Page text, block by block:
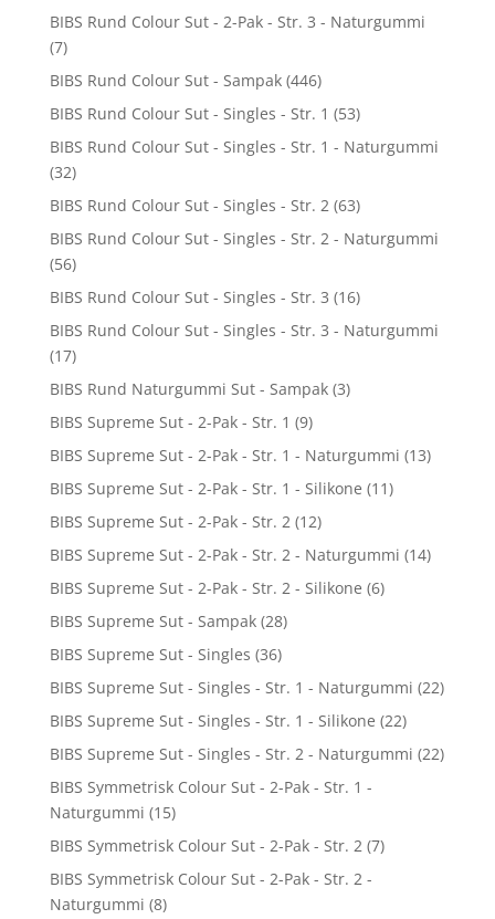
BIBS Rund Colour Sut - 2-Pak - Str. 3 - Naturgummi
(7)
BIBS Rund Colour Sut - Sampak (446)
BIBS Rund Colour Sut - Singles - Str. 1 (53)
BIBS Rund Colour Sut - Singles - Str. 1 - Naturgummi
(32)
BIBS Rund Colour Sut - Singles - Str. 2 (63)
BIBS Rund Colour Sut - Singles - Str. 2 - Naturgummi
(56)
BIBS Rund Colour Sut - Singles - Str. 3 (16)
BIBS Rund Colour Sut - Singles - Str. 3 - Naturgummi
(17)
BIBS Rund Naturgummi Sut - Sampak (3)
BIBS Supreme Sut - 2-Pak - Str. 1 (9)
BIBS Supreme Sut - 2-Pak - Str. 1 - Naturgummi (13)
BIBS Supreme Sut - 2-Pak - Str. 1 - Silikone (11)
BIBS Supreme Sut - 2-Pak - Str. 2 (12)
BIBS Supreme Sut - 2-Pak - Str. 2 - Naturgummi (14)
BIBS Supreme Sut - 2-Pak - Str. 2 - Silikone (6)
BIBS Supreme Sut - Sampak (28)
BIBS Supreme Sut - Singles (36)
BIBS Supreme Sut - Singles - Str. 1 - Naturgummi (22)
BIBS Supreme Sut - Singles - Str. 1 - Silikone (22)
BIBS Supreme Sut - Singles - Str. 2 - Naturgummi (22)
BIBS Symmetrisk Colour Sut - 2-Pak - Str. 1 -
Naturgummi (15)
BIBS Symmetrisk Colour Sut - 2-Pak - Str. 2 (7)
BIBS Symmetrisk Colour Sut - 2-Pak - Str. 2 -
Naturgummi (8)